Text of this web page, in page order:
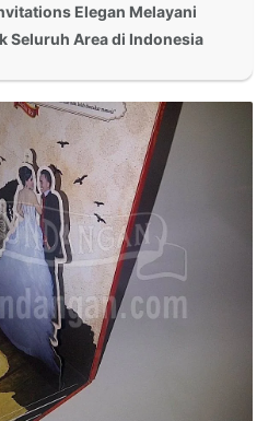
Elegan Melayani
Seluruh Area di Indonesia